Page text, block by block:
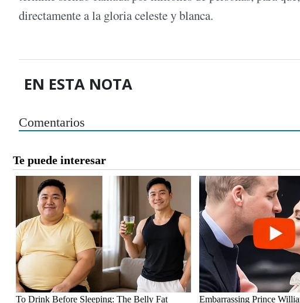
directamente a la gloria celeste y blanca.
EN ESTA NOTA
Comentarios